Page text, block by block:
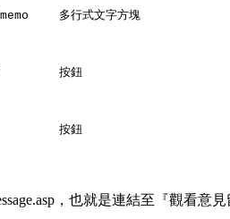
多行式文字方塊
按鈕
按鈕
，也就是連結至『觀看意